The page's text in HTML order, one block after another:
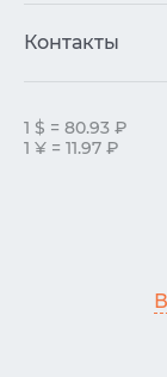
Контакты
1 $ = 80.93 ₽
1 ¥ = 11.97 ₽